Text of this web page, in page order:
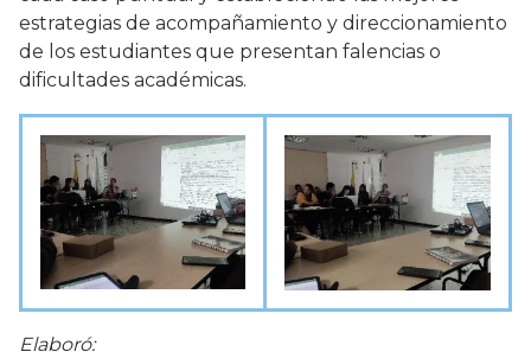
estrategias de acompañamiento y direccionamiento
de los estudiantes que presentan falencias o
dificultades académicas.
Elaboró: